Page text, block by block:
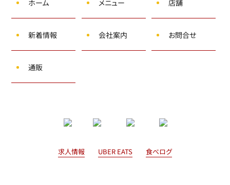
ホーム メニュー 店舗
新着情報 会社案内 お問合せ
通販
求人情報 UBER EATS 食べログ